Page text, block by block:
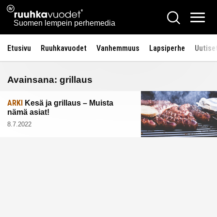
Siirry
sisältöön
Ruuhkavuodet.fi
Suomen lempein perhemedia
Hae
Etusivu Ruuhkavuodet Vanhemmuus Lapsiperhe
Avainsana: grillaus
ARKI Kesä ja grillaus – Muista
nämä asiat!
8.7.2022